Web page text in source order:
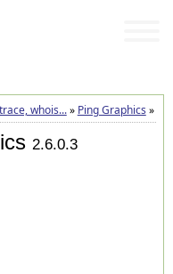
whois...» Ping Graphics »
2.6.0.3